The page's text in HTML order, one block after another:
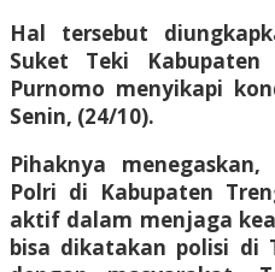
Hal tersebut
Suket Teki
Purnomo menyikapi
Senin, (24/10).
Pihaknya
Polri di Kabupaten
aktif dalam menjaga
bisa dikatakan polisi di